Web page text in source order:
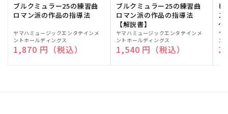
ブルクミュラー25の練習曲
ロマン派の作品の指導法
販
売
元:
ヤマハミュージックエンタテインメ
ントホールディングス
通常価格
1,870 円（税込）
ブルクミュラー25の練習曲
ロマン派の作品の指導法
【解説書】
販
売
元:
ヤマハミュージックエンタテインメ
ントホールディングス
通常価格
1,540 円（税込）
ピ
ス
～
販
売
元:
ヤ
ン